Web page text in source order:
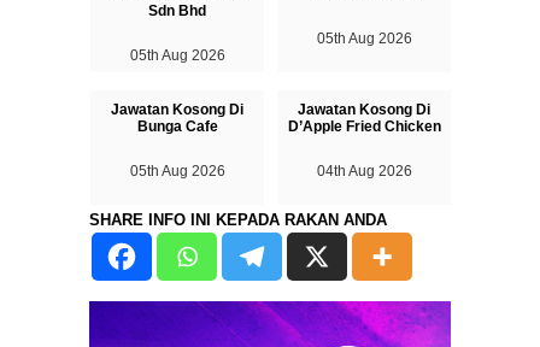
Sdn Bhd
05th Aug 2026
05th Aug 2026
Jawatan Kosong Di
Bunga Cafe
05th Aug 2026
Jawatan Kosong Di
D’Apple Fried Chicken
04th Aug 2026
SHARE INFO INI KEPADA RAKAN ANDA